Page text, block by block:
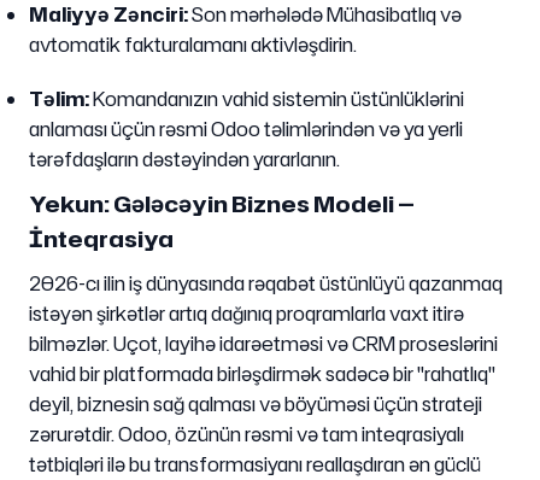
Maliyyə Zənciri:Son mərhələdə Mühasibatlıq və
avtomatik fakturalamanı aktivləşdirin.
Təlim:Komandanızın vahid sistemin üstünlüklərini
anlaması üçün rəsmi Odoo təlimlərindən və ya yerli
tərəfdaşların dəstəyindən yararlanın.
Yekun: Gələcəyin Biznes Modeli —
İnteqrasiya
2026-cı ilin iş dünyasında rəqabət üstünlüyü qazanmaq
istəyən şirkətlər artıq dağınıq proqramlarla vaxt itirə
bilməzlər. Uçot, layihə idarəetməsi və CRM proseslərini
vahid bir platformada birləşdirmək sadəcə bir "rahatlıq"
deyil, biznesin sağ qalması və böyüməsi üçün strateji
zərurətdir. Odoo, özünün rəsmi və tam inteqrasiyalı
tətbiqləri ilə bu transformasiyanı reallaşdıran ən güclü